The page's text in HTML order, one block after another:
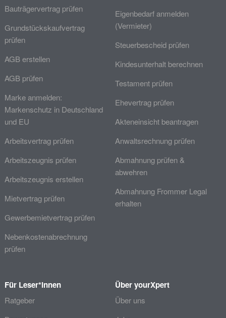
Bauträgervertrag prüfen
Grundstückskaufvertrag
prüfen
AGB erstellen
AGB prüfen
Marke anmelden:
Markenschutz in Deutschland
und EU
Arbeitsvertrag prüfen
Arbeitszeugnis prüfen
Arbeitszeugnis erstellen
Mietvertrag prüfen
Gewerbemietvertrag prüfen
Nebenkostenabrechnung
prüfen
Eigenbedarf anmelden
(Vermieter)
Steuerbescheid prüfen
Kindesunterhalt berechnen
Testament prüfen
Ehevertrag prüfen
Akteneinsicht beantragen
Anwaltsrechnung prüfen
Abmahnung prüfen &
abwehren
Abmahnung Frommer Legal
erhalten
Für Leser*innen
Ratgeber
Über yourXpert
Über uns